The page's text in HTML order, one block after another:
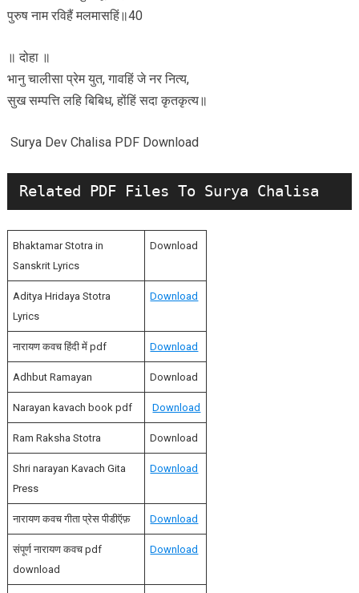
पुरुष नाम रविहैं मलमासहिं॥40
॥ दोहा ॥
भानु चालीसा प्रेम युत, गावहिं जे नर नित्य,
सुख सम्पत्ति लहि बिबिध, होंहिं सदा कृतकृत्य॥
Surya Dev Chalisa PDF Download
Bhaktamar Stotra in
Sanskrit Lyrics
Download
Aditya Hridaya Stotra
Lyrics
Download
नारायण कवच हिंदी में pdf Download
Adhbut Ramayan Download
Narayan kavach book pdf Download
Ram Raksha Stotra Download
Shri narayan Kavach Gita
Press
Download
नारायण कवच गीता प्रेस पीडीऍफ़ Download
संपूर्ण नारायण कवच pdf
download
Download